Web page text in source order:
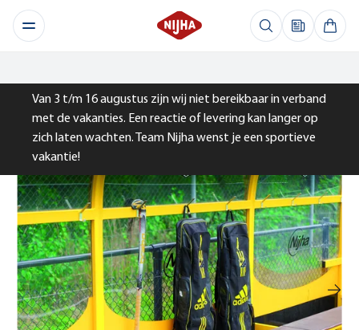
Van 3 t/m 16 augustus zijn wij niet bereikbaar in verband
met de vakanties. Een reactie of levering kan langer op
zich laten wachten. Team Nijha wenst je een sportieve
vakantie!